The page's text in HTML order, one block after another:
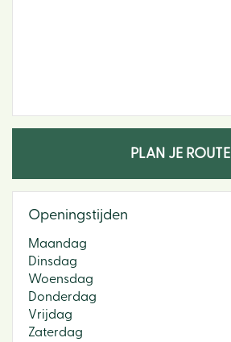
PLAN JE ROUTE
Openingstijden
Maandag
Dinsdag
Woensdag
Donderdag
Vrijdag
Zaterdag